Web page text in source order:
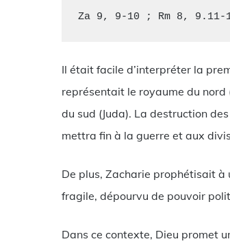
Za 9, 9-10 ; Rm 8, 9.11-
Il était facile d’interpréter la
représentait le royaume du nord
du sud (Juda). La destruction
mettra fin à la guerre et aux
De plus, Zacharie prophétisait à
fragile, dépourvu de pouvoir
Dans ce contexte, Dieu promet